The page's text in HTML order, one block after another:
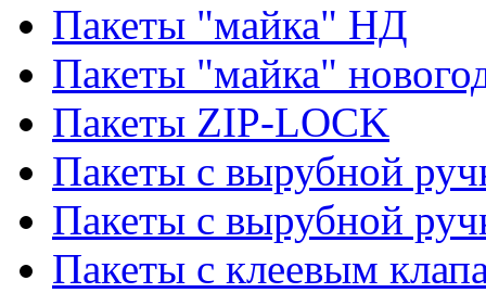
Пакеты "майка" НД
Пакеты "майка"
Пакеты ZIP-LOCK
Пакеты с вырубной
Пакеты с вырубной
Пакеты с клеевым